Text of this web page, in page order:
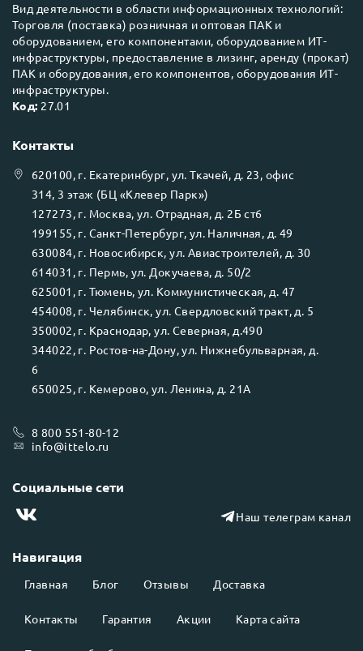
Вид деятельности в области информационных технологий:
Торговля (поставка) розничная и оптовая ПАК и
оборудованием, его компонентами, оборудованием ИТ-
инфраструктуры, предоставление в лизинг, аренду (прокат)
ПАК и оборудования, его компонентов, оборудования ИТ-
инфраструктуры.
Код: 27.01
Навигация
Главная Блог Отзывы Доставка
Контакты Гарантия Акции Карта сайта
Контакты
620100, г. Екатеринбург, ул.Ткачей, д. 23, офис
314, 3 этаж (БЦ «Клевер Парк»)
127273, г. Москва, ул. Отрадная, д. 2Б ст6
199155, г. Санкт-Петербург, ул. Наличная, д. 49
630084, г. Новосибирск, ул. Авиастроителей, д. 30
614031 , г. Пермь, ул. Докучаева, д. 50/2
625001 , г. Тюмень, ул. Коммунистическая, д. 47
454008, г. Челябинск, ул. Свердловский тракт, д. 5
350002, г. Краснодар, ул. Северная, д.490
344022, г. Ростов-на-Дону, ул. Нижнебульварная, д.
6
650025, г. Кемерово, ул. Ленина, д. 21А
8 800 551-80-12
info@ittelo.ru
Социальные сети
Наш телеграм канал